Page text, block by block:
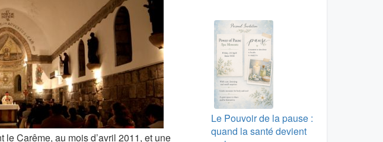
le Carême, au mois d’avril 2011, et une
Le Pouvoir de la pause :
quand la santé devient